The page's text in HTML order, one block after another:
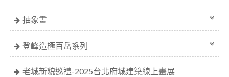
抽象畫
登峰造極百岳系列
老城新貌巡禮-2025台北府城建築線上畫展